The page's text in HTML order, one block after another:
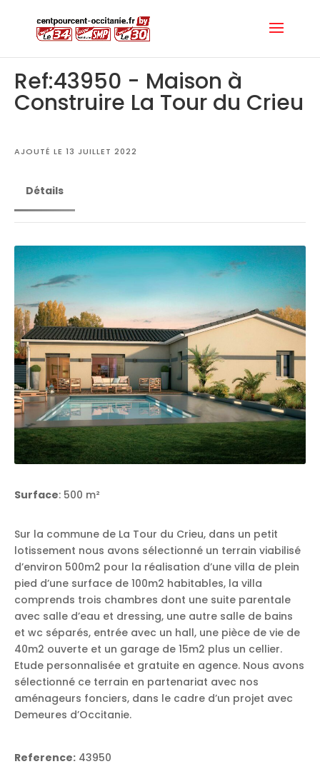
Ref:43950 - Maison à
Construire La Tour du Crieu
AJOUTÉ LE 13 JUILLET 2022
Détails
Surface: 500 m²
Sur la commune de La Tour du Crieu, dans un petit
lotissement nous avons sélectionné un terrain viabilisé
d’environ 500m2 pour la réalisation d’une villa de plein
pied d’une surface de 100m2 habitables, la villa
comprends trois chambres dont une suite parentale
avec salle d’eau et dressing, une autre salle de bains
et wc séparés, entrée avec un hall, une pièce de vie de
40m2 ouverte et un garage de 15m2 plus un cellier.
Etude personnalisée et gratuite en agence. Nous avons
sélectionné ce terrain en partenariat avec nos
aménageurs fonciers, dans le cadre d’un projet avec
Demeures d’Occitanie.
Reference: 43950